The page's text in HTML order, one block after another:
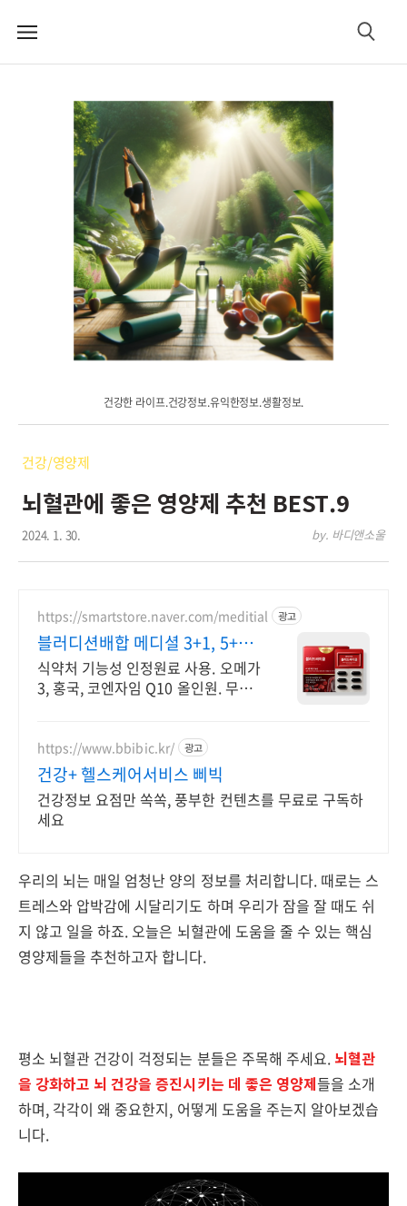
메
검
건강한 라이프.건강정보.유익한정보.생활정보.
건강/영양제
뇌혈관에 좋은 영양제 추천 BEST.9
2024. 1. 30. by. 바디앤소울
https://smartstore.naver.com/meditial 광고
블러디션배합 메디셜 3+1, 5+3
증정이벤트
식약처 기능성 인정원료 사용. 오메가
3, 홍국, 코엔자임 Q10 올인원. 무료
https://www.bbibic.kr/ 광고
건강+ 헬스케어서비스 삐빅
건강정보 요점만 쏙쏙, 풍부한 컨텐츠를 무료로 구독하
세요
우리의 뇌는 매일 엄청난 양의 정보를 처리합니다. 때로는 스
트레스와 압박감에 시달리기도 하며 우리가 잠을 잘 때도 쉬
지 않고 일을 하죠. 오늘은 뇌혈관에 도움을 줄 수 있는 핵심
영양제들을 추천하고자 합니다.
평소 뇌혈관 건강이 걱정되는 분들은 주목해 주세요. 뇌혈관
을 강화하고 뇌 건강을 증진시키는 데 좋은 영양제들을 소개
하며, 각각이 왜 중요한지, 어떻게 도움을 주는지 알아보겠습
니다.